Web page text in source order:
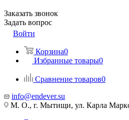
Заказать звонок
Задать вопрос
Войти
Корзина0
Избранные товары0
Сравнение товаров0
info@endever.su
М. О., г. Мытищи, ул. Карла